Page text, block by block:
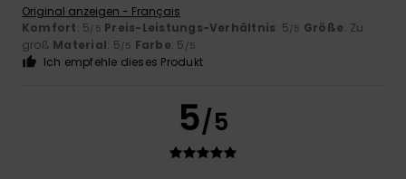
Original anzeigen - Français
Komfort: 5/5 Preis-Leistungs-Verhältnis: 5/5 Größe: Zu
groß Material: 5/5 Farbe: 5 /5
Ich empfehle dieses Produkt
5/5